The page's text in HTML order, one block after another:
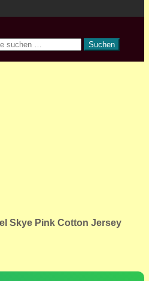
Suchen
Skye Pink Cotton Jersey